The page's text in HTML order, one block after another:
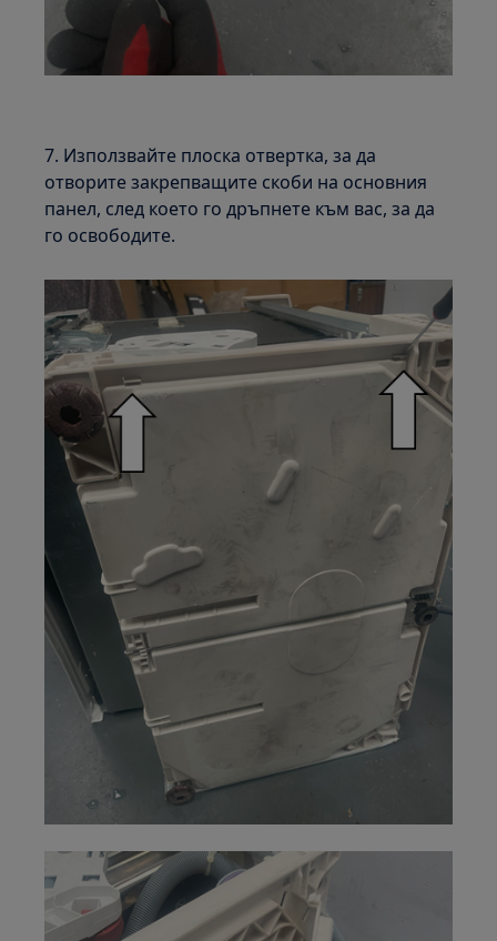
7. Използвайте плоска отвертка, за да
отворите закрепващите скоби на основния
панел, след което го дръпнете към вас, за да
го освободите.